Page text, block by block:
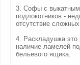
3. Софы с
подлокотников -
отсутствие
4. Раскладушка это
наличие ламелей
бельевого ящика.